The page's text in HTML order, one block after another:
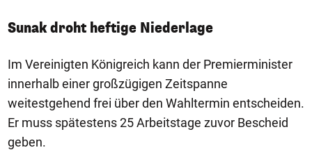
Sunak droht heftige Niederlage
Im Vereinigten Königreich kann der Premierminister
innerhalb einer großzügigen Zeitspanne
weitestgehend frei über den Wahltermin entscheiden.
Er muss spätestens 25 Arbeitstage zuvor Bescheid
geben.